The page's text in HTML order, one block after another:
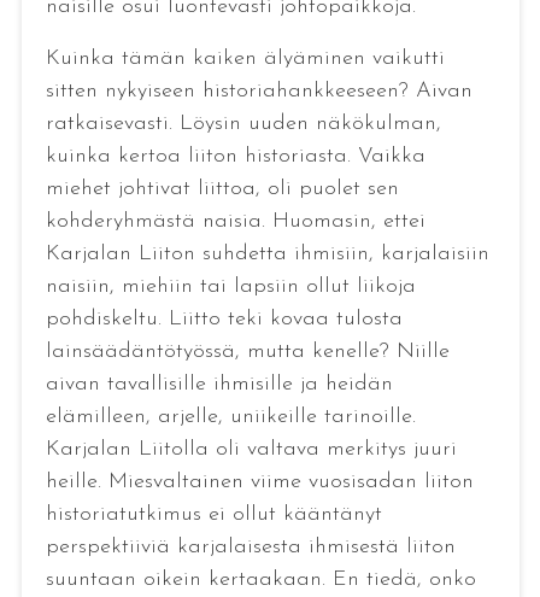
naisille osui luontevasti johtopaikkoja.
Kuinka tämän kaiken älyäminen vaikutti
sitten nykyiseen historiahankkeeseen? Aivan
ratkaisevasti. Löysin uuden näkökulman,
kuinka kertoa liiton historiasta. Vaikka
miehet johtivat liittoa, oli puolet sen
kohderyhmästä naisia. Huomasin, ettei
Karjalan Liiton suhdetta ihmisiin, karjalaisiin
naisiin, miehiin tai lapsiin ollut liikoja
pohdiskeltu. Liitto teki kovaa tulosta
lainsäädäntötyössä, mutta kenelle? Niille
aivan tavallisille ihmisille ja heidän
elämilleen, arjelle, uniikeille tarinoille.
Karjalan Liitolla oli valtava merkitys juuri
heille. Miesvaltainen viime vuosisadan liiton
historiatutkimus ei ollut kääntänyt
perspektiiviä karjalaisesta ihmisestä liiton
suuntaan oikein kertaakaan. En tiedä, onko